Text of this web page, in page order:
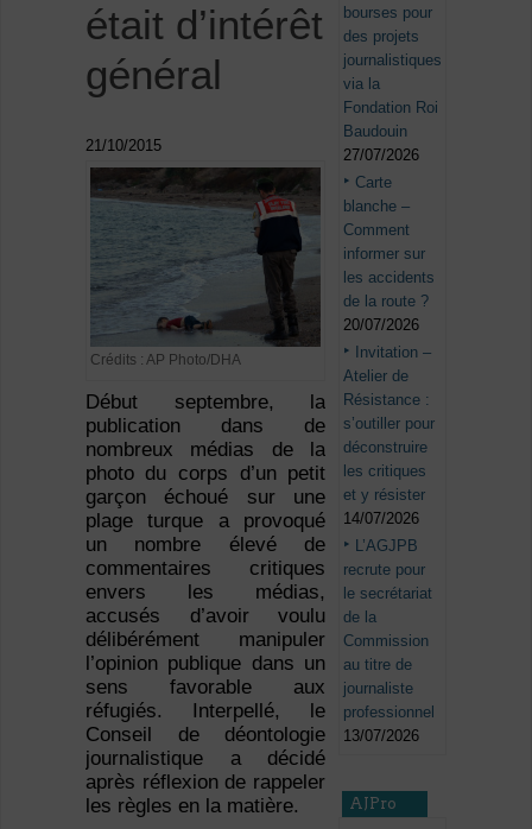
était d’intérêt
général
21/10/2015
Crédits : AP Photo/DHA
Début septembre, la
publication dans de
nombreux médias de la
photo du corps d’un petit
garçon échoué sur une
plage turque a provoqué
un nombre élevé de
commentaires critiques
envers les médias,
accusés d’avoir voulu
délibérément manipuler
l’opinion publique dans un
sens favorable aux
réfugiés. Interpellé, le
Conseil de déontologie
journalistique a décidé
après réflexion de rappeler
les règles en la matière.
bourses pour
des projets
journalistiques
via la
Fondation Roi
Baudouin
27/07/2026
Carte
blanche –
Comment
informer sur
les accidents
de la route ?
20/07/2026
Invitation –
Atelier de
Résistance :
s’outiller pour
déconstruire
les critiques
et y résister
14/07/2026
L’AGJPB
recrute pour
le secrétariat
de la
Commission
au titre de
journaliste
professionnel
13/07/2026
AJPro